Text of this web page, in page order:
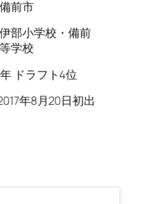
前市
部小学校・備前
学校
ドラフト4位
年8月20日初出